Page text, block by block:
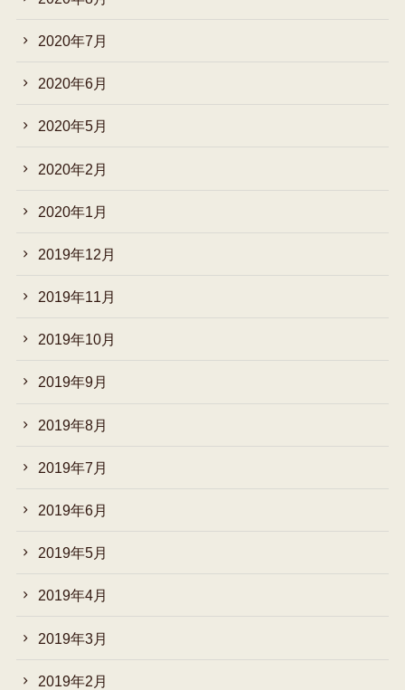
2020年7月
2020年6月
2020年5月
2020年2月
2020年1月
2019年12月
2019年11月
2019年10月
2019年9月
2019年8月
2019年7月
2019年6月
2019年5月
2019年4月
2019年3月
2019年2月